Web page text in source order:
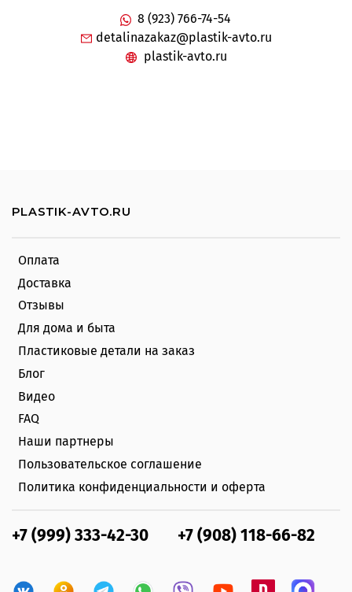
8 (923) 766-74-54
detalinazakaz@plastik-avto.ru
plastik-avto.ru
Оплата
Доставка
Отзывы
Для дома и быта
Пластиковые детали на заказ
Блог
Видео
FAQ
Наши партнеры
Пользовательское соглашение
Политика конфиденциальности и оферта
+7 (999) 333-42-30 +7 (908) 118-66-82
PLASTIK-AVTO.RU